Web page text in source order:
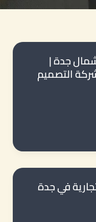
جدة |
التصميم
في جدة